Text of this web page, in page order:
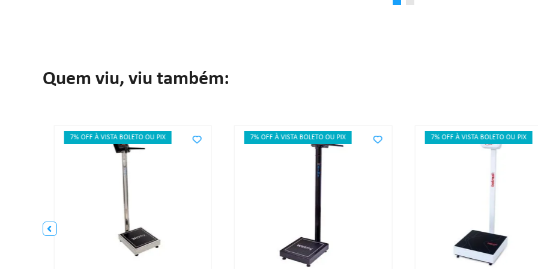
Quem viu, viu também:
7% OFF À VISTA BOLETO OU PIX 7% OFF À VISTA BOLETO OU PIX 7% OFF À VISTA BOLETO OU PIX